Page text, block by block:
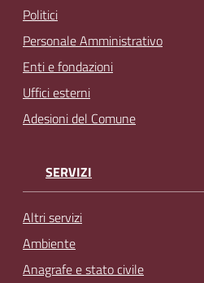
Politici
Personale Amministrativo
Enti e fondazioni
Uffici esterni
Adesioni del Comune
SERVIZI
Altri servizi
Ambiente
Anagrafe e stato civile